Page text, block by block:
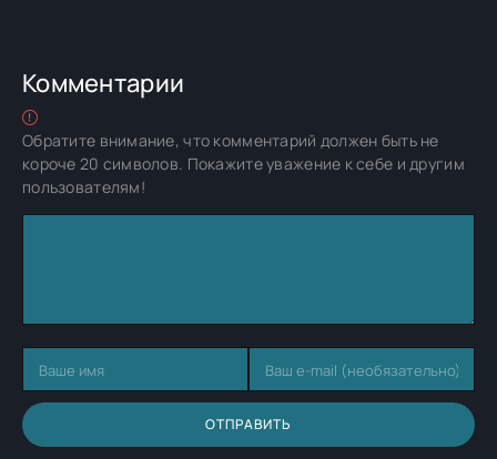
Комментарии
Обратите внимание, что комментарий должен быть не
короче 20 символов. Покажите уважение к себе и другим
пользователям!
ОТПРАВИТЬ